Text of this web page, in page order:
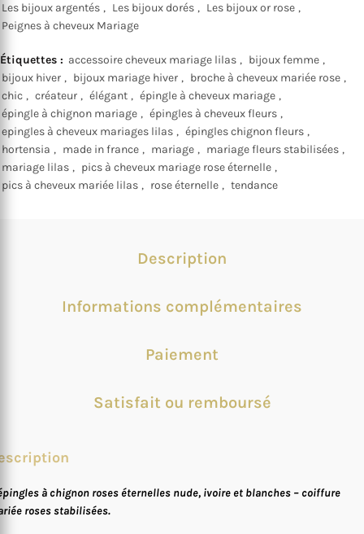
Les bijoux argentés , Les bijoux dorés , Les bijoux or rose ,
Peignes à cheveux Mariage
Étiquettes : accessoire cheveux mariage lilas , bijoux femme ,
bijoux hiver , bijoux mariage hiver , broche à cheveux mariée rose ,
chic , créateur , élégant , épingle à cheveux mariage ,
épingle à chignon mariage , épingles à cheveux fleurs ,
epingles à cheveux mariages lilas , épingles chignon fleurs ,
hortensia , made in france , mariage , mariage fleurs stabilisées ,
mariage lilas , pics à cheveux mariage rose éternelle ,
pics à cheveux mariée lilas , rose éternelle , tendance
Description
Informations complémentaires
Paiement
Satisfait ou remboursé
à chignon roses éternelles nude, ivoire et blanches – coiffure
roses stabilisées.